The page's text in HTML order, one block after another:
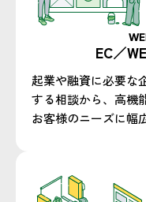
EC／
起業や融資に必要な
する相談から、高機
お客様のニーズに幅